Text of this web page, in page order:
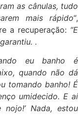
as cânulas, tudo
mais rápido“,
a recuperação: “E
.
eu banho é
quando não dá
tomando banho! É
umidecido. E aí
Nada, estou